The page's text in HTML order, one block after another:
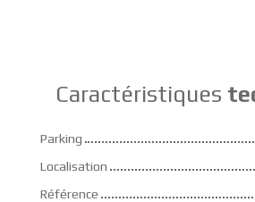
Caractéristiques
Parking
Localisation
Référence